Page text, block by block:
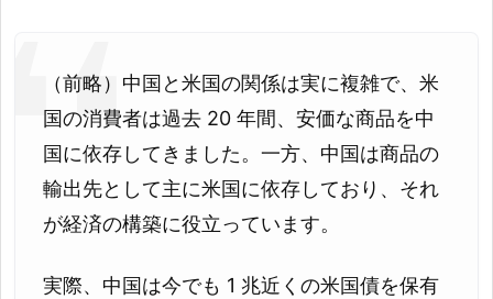
（前略）中国と米国の関係は実に複雑で、米
国の消費者は過去 20 年間、安価な商品を中
国に依存してきました。一方、中国は商品の
輸出先として主に米国に依存しており、それ
が経済の構築に役立っています。
実際、中国は今でも 1 兆近くの米国債を保有